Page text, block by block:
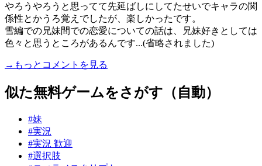
やろうやろうと思ってて先延ばしにしてたせいでキャラの関
係性とかうろ覚えでしたが、楽しかったです。
雪編での兄妹間での恋愛についての話は、兄妹好きとしては
色々と思うところがあるんです...(省略されました)
→もっとコメントを見る
似た無料ゲームをさがす（自動）
#妹
#実況
#実況 歓迎
#選択肢